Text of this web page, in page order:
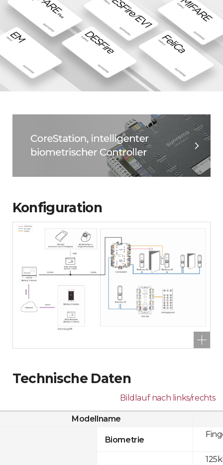
Konfiguration
Technische Daten
Bildlauf nach links/rechts
Modellname
Biometrie